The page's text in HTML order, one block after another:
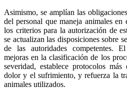
Asimismo, se amplían las
del personal que maneja animales en
los criterios para la autorización de
se actualizan las disposiciones sobre
de las autoridades competentes.
mejoras en la clasificación de los
severidad, establece protocolos
dolor y el sufrimiento, y refuerza la
animales utilizados.